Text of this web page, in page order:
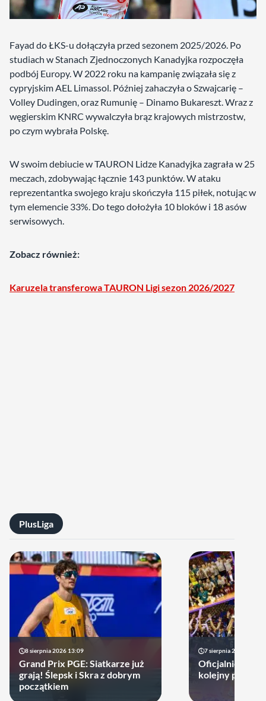
Fayad do ŁKS-u dołączyła przed sezonem 2025/2026. Po
studiach w Stanach Zjednoczonych Kanadyjka rozpoczęła
podbój Europy. W 2022 roku na kampanię związała się z
cypryjskim AEL Limassol. Później zahaczyła o Szwajcarię –
Volley Dudingen, oraz Rumunię – Dinamo Bukareszt. Wraz z
węgierskim KNRC wywalczyła brąz krajowych mistrzostw,
po czym wybrała Polskę.
W swoim debiucie w TAURON Lidze Kanadyjka zagrała w 25
meczach, zdobywając łącznie 143 punktów. W ataku
reprezentantka swojego kraju skończyła 115 piłek, notując w
tym elemencie 33%. Do tego dołożyła 10 bloków i 18 asów
serwisowych.
Zobacz również:
Karuzela transferowa TAURON Ligi sezon 2026/2027
PlusLiga
8 sierpnia 2026 13:09
Grand Prix PGE: Siatkarze już
grają! Ślepsk i Skra z dobrym
początkiem
7 sierpnia 2026 14:18
Oficjalnie!
kolejny